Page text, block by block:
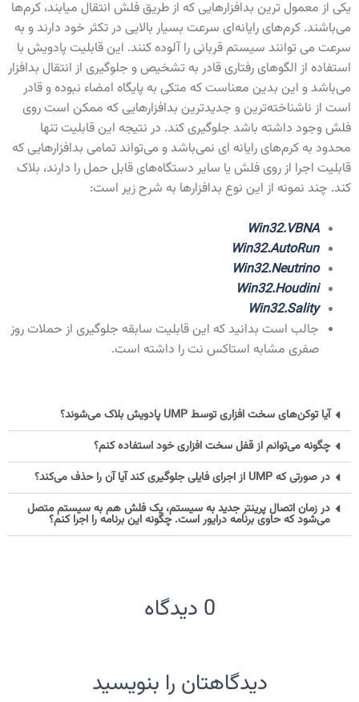
یکی از معمول ترین بدافزارهایی که از طریق فلش انتقال میابند، کرم‌ها
می‌باشند. کرم‌های رایانه‌ای سرعت بسیار بالایی در تکثر خود دارند و به
سرعت می توانند سیستم قربانی را آلوده کنند. این قابلیت پادویش با
استفاده از الگوهای رفتاری قادر به تشخیص و جلوگیری از انتقال بدافزار
می‌باشد و این بدین معناست که متکی به پایگاه امضاء نبوده و قادر
است از ناشناخته‌ترین و جدیدترین بدافزارهایی که ممکن است روی
فلش وجود داشته باشد جلوگیری کند. در نتیجه این قابلیت تنها
محدود به کرم‌های رایانه ای نمی‌باشد و می‌تواند تمامی بدافزارهایی که
قابلیت اجرا از روی فلش یا سایر دستگاه‌‌های قابل حمل را دارند، بلاک
کند. چند نمونه از این نوع بدافزارها به شرح زیر است:
Win32.VBNA
Win32.AutoRun
Win32.Neutrino
Win32.Houdini
Win32.Sality
جالب است بدانید که این قابلیت سابقه جلوگیری از حملات روز
صفری مشابه استاکس نت را داشته است.
آیا توکن‌های سخت افزاری توسط UMP پادویش بلاک می‌شوند؟
چگونه می‌توانم از قفل سخت افزاری خود استفاده کنم؟
در صورتی که UMP از اجرای فایلی جلوگیری کند آیا آن را حذف می‌کند؟
در زمان اتصال پرینتر جدید به سیستم، یک فلش هم به سیستم متصل
می‌شود که حاوی برنامه درایور است. چگونه این برنامه را اجرا کنم؟
0 دیدگاه
دیدگاهتان را بنویسید